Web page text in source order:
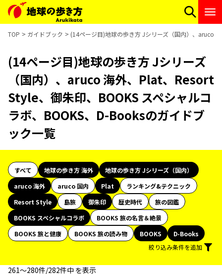
TOP ガイドブック (14ページ目)地球の歩き方 Jシリーズ（国内）、aruco
(14ページ目)地球の歩き方 Jシリーズ
（国内）、aruco 海外、Plat、Resort
Style、御朱印、BOOKS スペシャルコ
ラボ、BOOKS、D-Booksのガイドブ
ック一覧
すべて 地球の歩き方 海外
地球の歩き方 Jシリーズ（国内）
aruco 海外
aruco 国内 Plat
ランキング&テクニック
Resort Style
島旅 御朱印 歴史時代
旅の図鑑
BOOKS スペシャルコラボ
BOOKS 旅の名言＆絶景
BOOKS 旅と健康
BOOKS 旅の読み物 BOOKS
D-Books
絞り込み条件を追加
261〜280件/282件中 を表示